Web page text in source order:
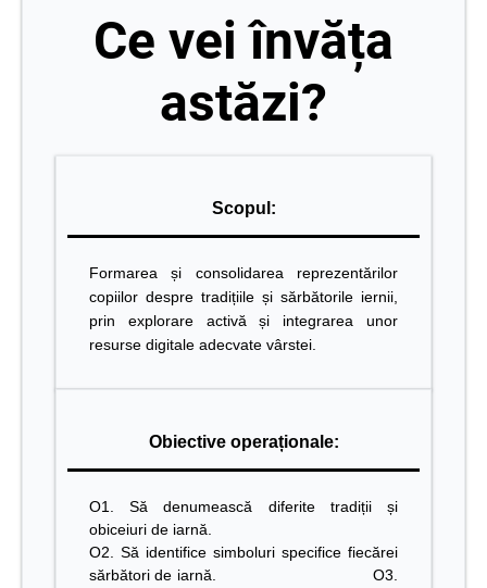
Ce vei învăța
astăzi?
Scopul:
Formarea și consolidarea reprezentărilor
copiilor despre tradițiile și sărbătorile iernii,
prin explorare activă și integrarea unor
resurse digitale adecvate vârstei.
Obiective operaționale:
O1. Să denumească diferite tradiții și
obiceiuri de iarnă.
O2. Să identifice simboluri specifice fiecărei
sărbători de iarnă. O3.